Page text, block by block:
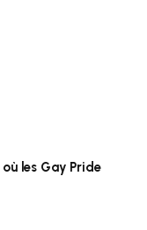
les Gay Pride